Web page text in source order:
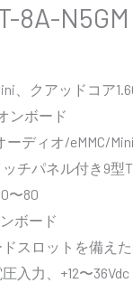
8A-N5GM
、クアッドコア
ンボード
ーディオ/eMMC/
チパネル付き9型
〜80
ンボード
ドスロットを備え
入力、+12〜36Vdc